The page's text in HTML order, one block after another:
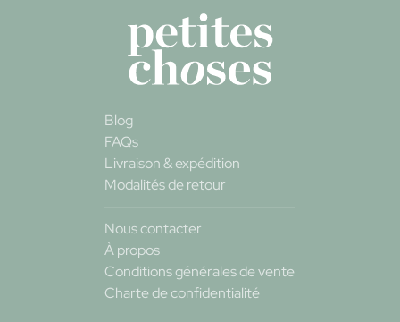
Blog
FAQs
Livraison & expédition
Modalités de retour
Nous contacter
À propos
Conditions générales de vente
Charte de confidentialité